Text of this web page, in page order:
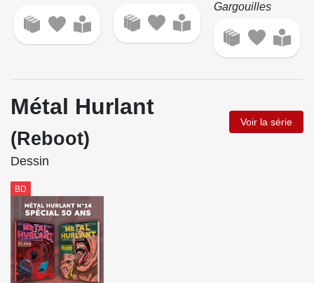
Gargouilles
Métal Hurlant
(Reboot)
Voir la série
Dessin
BD